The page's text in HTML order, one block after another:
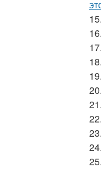
15.
16.
17.
18.
19.
20.
21.
22.
23.
24.
25.